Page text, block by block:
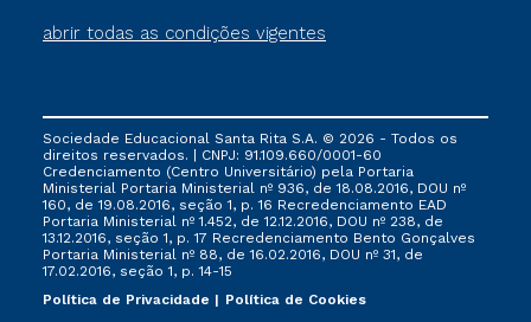
abrir todas as condições vigentes
que ainda não tenham efetivado e/ou não tenham
cancelado ou trancado sua matrícula em uma das
FIES, Prouni e outros programas governamentais, e
não se acumula com nenhuma outra campanha
ofertada pela Instituição.
Sociedade Educacional Santa Rita S.A. © 2026 - Todos os
direitos reservados. | CNPJ: 91.109.660/0001-60
Credenciamento (Centro Universitário) pela Portaria
Ministerial Portaria Ministerial nº 936, de 18.08.2016, DOU nº
160, de 19.08.2016, seção 1, p. 16 Recredenciamento EAD
Portaria Ministerial nº 1.452, de 12.12.2016, DOU nº 238, de
13.12.2016, seção 1, p. 17 Recredenciamento Bento Gonçalves
Portaria Ministerial nº 88, de 16.02.2016, DOU nº 31, de
17.02.2016, seção 1, p. 14-15
Política de Privacidade
Política de Cookies